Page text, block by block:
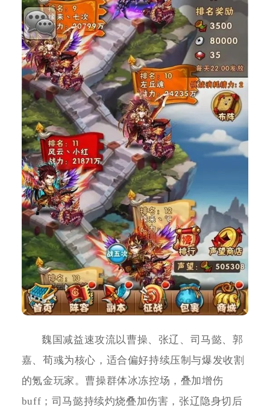
魏国减益速攻流以曹操、张辽、司马懿、郭
嘉、荀彧为核心，适合偏好持续压制与爆发收割
的氪金玩家。曹操群体冰冻控场，叠加增伤
buff；司马懿持续灼烧叠加伤害，张辽隐身切后